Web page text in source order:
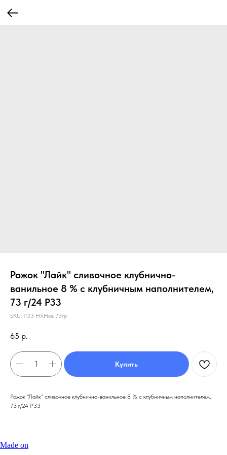
Рожок "Лайк" сливочное клубнично-
ванильное 8 % с клубничным наполнителем,
73 г/24 Р33
SKU: Р33 НХНов 73гр
65 р.
Купить
Рожок "Лайк" сливочное клубнично-ванильное 8 % с клубничным наполнителем,
73 г/24 Р33
Made on